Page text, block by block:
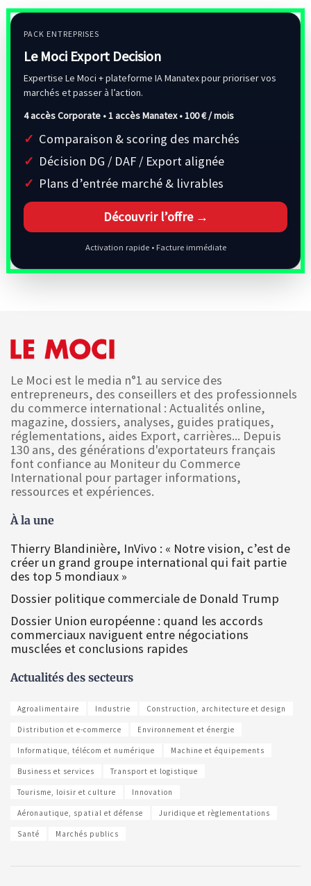
PACK ENTREPRISES
Le Moci Export Decision
Expertise Le Moci + plateforme IA Manatex pour prioriser vos
marchés et passer à l’action.
4 accès Corporate • 1 accès Manatex •100 € / mois
Comparaison & scoring des marchés
Décision DG / DAF / Export alignée
Plans d’entrée marché & livrables
Découvrir l’offre →
Activation rapide • Facture immédiate
Le Moci est le media n°1 au service des
entrepreneurs, des conseillers et des professionnels
du commerce international : Actualités online,
magazine, dossiers, analyses, guides pratiques,
réglementations, aides Export, carrières... Depuis
130 ans, des générations d'exportateurs français
font confiance au Moniteur du Commerce
International pour partager informations,
ressources et expériences.
À la une
Thierry Blandinière, InVivo : « Notre vision, c’est de
créer un grand groupe international qui fait partie
des top 5 mondiaux »
Dossier politique commerciale de Donald Trump
Dossier Union européenne : quand les accords
commerciaux naviguent entre négociations
musclées et conclusions rapides
Actualités des secteurs
Agroalimentaire Industrie Construction, architecture et design
Distribution et e-commerce Environnement et énergie
Informatique, télécom et numérique Machine et équipements
Business et services Transport et logistique
Tourisme, loisir et culture Innovation
Aéronautique, spatial et défense Juridique et règlementations
Santé Marchés publics